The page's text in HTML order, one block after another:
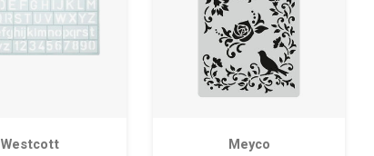
Westcott Meyco